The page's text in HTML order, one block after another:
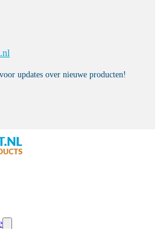
updates over nieuwe producten!